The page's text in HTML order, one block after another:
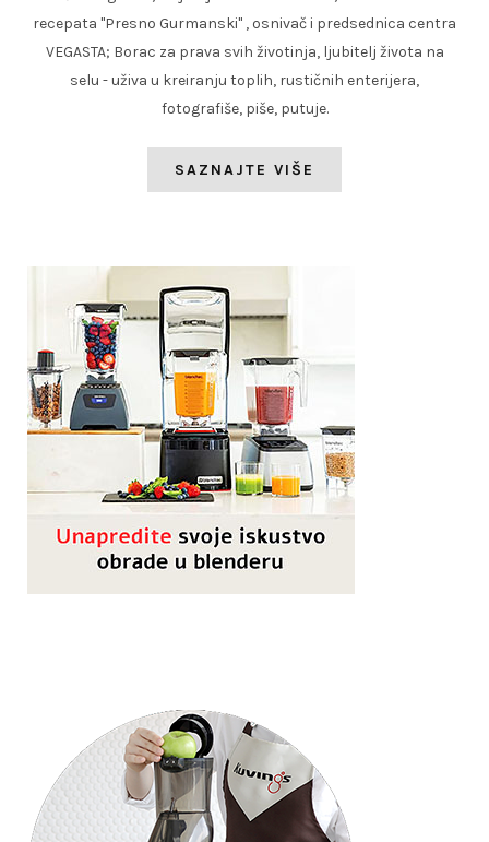
recepata "Presno Gurmanski" , osnivač i predsednica centra
VEGASTA; Borac za prava svih životinja, ljubitelj života na
selu - uživa u kreiranju toplih, rustičnih enterijera,
fotografiše, piše, putuje.
SAZNAJTE VIŠE